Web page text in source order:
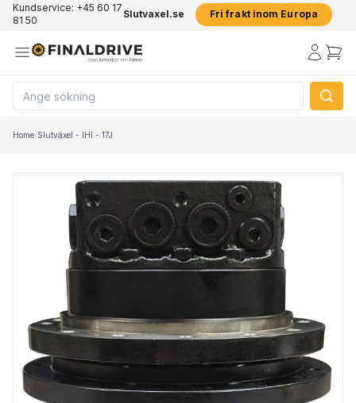
Kundservice: +45 60 17
81 50
Slutvaxel.se Fri frakt inom Europa
Home/Slutväxel - IHI - 17J